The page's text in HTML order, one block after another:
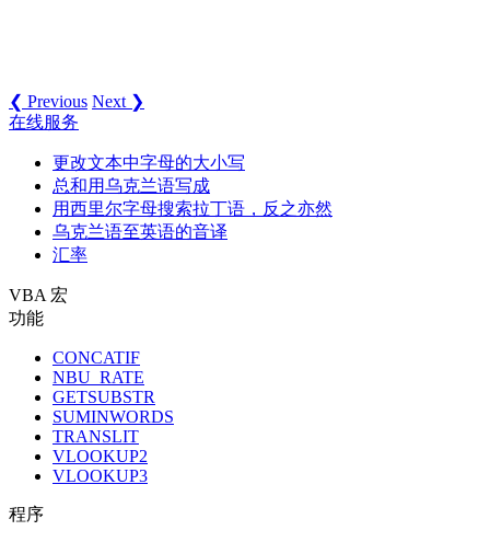
❮ Previous Next ❯
在线服务
更改文本中字母的大小写
总和用乌克兰语写成
用西里尔字母搜索拉丁语，反之亦然
乌克兰语至英语的音译
汇率
VBA 宏
功能
CONCATIF
NBU_RATE
GETSUBSTR
SUMINWORDS
TRANSLIT
VLOOKUP2
VLOOKUP3
程序